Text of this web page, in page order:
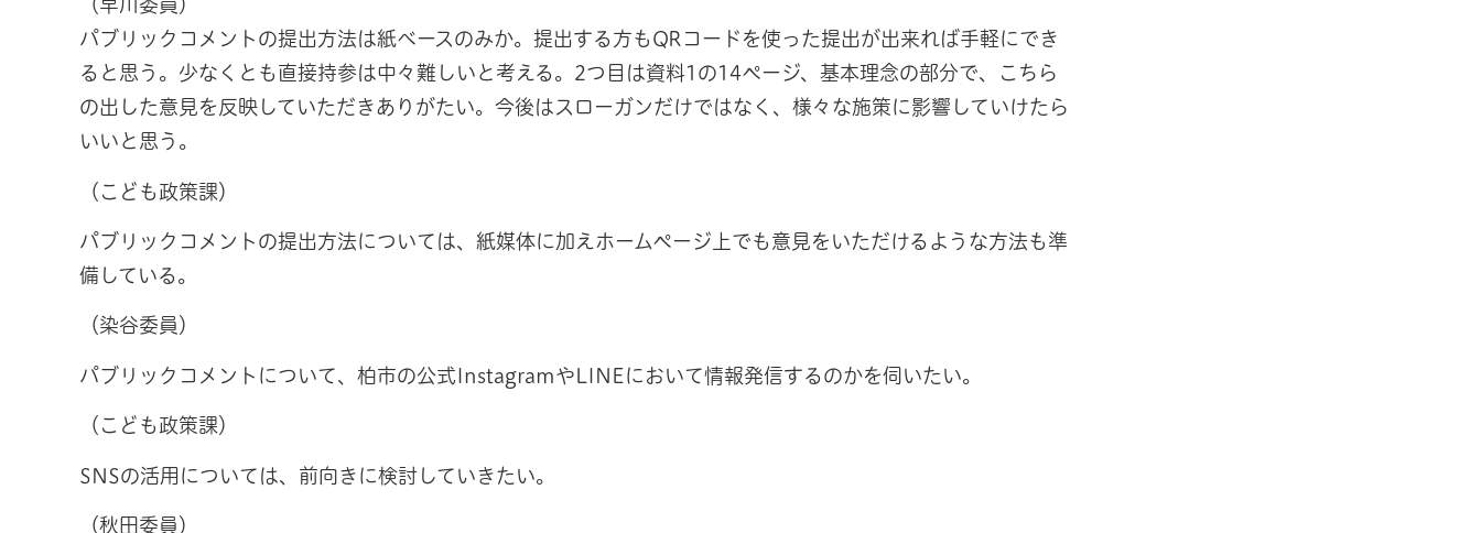
（早川委員）
パブリックコメントの提出方法は紙ベースのみか。提出する方もQRコードを使った提出が出来れば手軽にでき
ると思う。少なくとも直接持参は中々難しいと考える。2つ目は資料1の14ページ、基本理念の部分で、こちら
の出した意見を反映していただきありがたい。今後はスローガンだけではなく、様々な施策に影響していけたら
いいと思う。
（こども政策課）
パブリックコメントの提出方法については、紙媒体に加えホームページ上でも意見をいただけるような方法も準
備している。
（染谷委員）
パブリックコメントについて、柏市の公式InstagramやLINEにおいて情報発信するのかを伺いたい。
（こども政策課）
SNSの活用については、前向きに検討していきたい。
（秋田委員）